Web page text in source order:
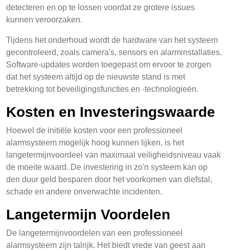
detecteren en op te lossen voordat ze grotere issues
kunnen veroorzaken.
Tijdens het onderhoud wordt de hardware van het systeem
gecontroleerd, zoals camera's, sensors en alarminstallaties.
Software-updates worden toegepast om ervoor te zorgen
dat het systeem altijd op de nieuwste stand is met
betrekking tot beveiligingsfuncties en -technologieën.
Kosten en Investeringswaarde
Hoewel de initiële kosten voor een professioneel
alarmsysteem mogelijk hoog kunnen lijken, is het
langetermijnvoordeel van maximaal veiligheidsniveau vaak
de moeite waard. De investering in zo'n systeem kan op
den duur geld besparen door het voorkomen van diefstal,
schade en andere onverwachte incidenten.
Langetermijn Voordelen
De langetermijnvoordelen van een professioneel
alarmsysteem zijn talrijk. Het biedt vrede van geest aan